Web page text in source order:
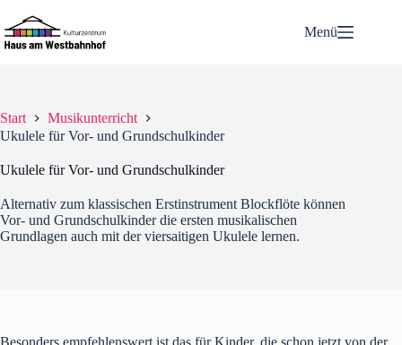
Inhalt
springen
Menü
Start
Musikunterricht
Ukulele für Vor- und Grundschulkinder
Ukulele für Vor- und Grundschulkinder
Alternativ zum klassischen Erstinstrument Blockflöte können
Vor- und Grundschulkinder die ersten musikalischen
Grundlagen auch mit der viersaitigen Ukulele lernen.
Besonders empfehlenswert ist das für Kinder, die schon jetzt von der